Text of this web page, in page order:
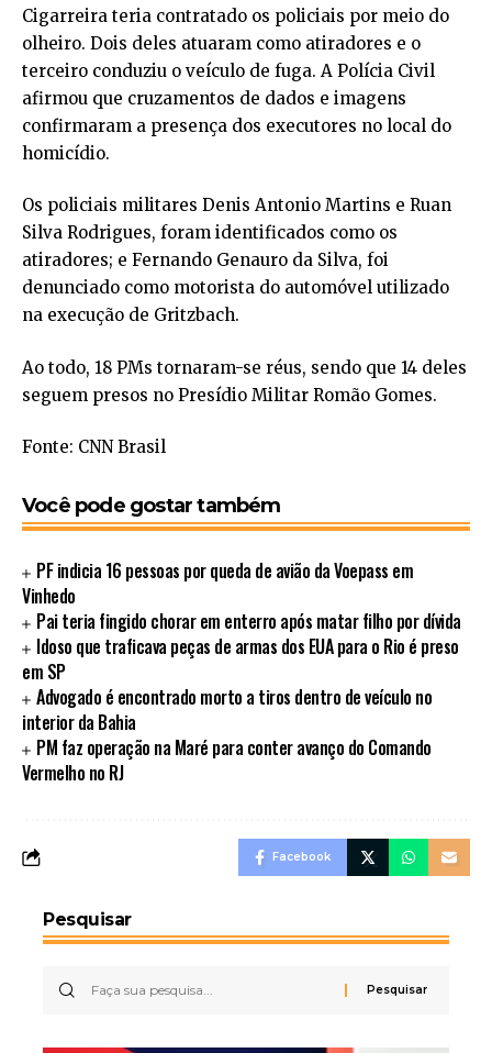
Cigarreira teria contratado os policiais por meio do
olheiro. Dois deles atuaram como atiradores e o
terceiro conduziu o veículo de fuga. A Polícia Civil
afirmou que cruzamentos de dados e imagens
confirmaram a presença dos executores no local do
homicídio.
Os policiais militares Denis Antonio Martins e Ruan
Silva Rodrigues, foram identificados como os
atiradores; e Fernando Genauro da Silva, foi
denunciado como motorista do automóvel utilizado
na execução de Gritzbach.
Ao todo, 18 PMs tornaram-se réus, sendo que 14 deles
seguem presos no Presídio Militar Romão Gomes.
Fonte: CNN Brasil
Você pode gostar também
PF indicia 16 pessoas por queda de avião da Voepass em
Vinhedo
Pai teria fingido chorar em enterro após matar filho por dívida
Idoso que traficava peças de armas dos EUA para o Rio é preso
em SP
Advogado é encontrado morto a tiros dentro de veículo no
interior da Bahia
PM faz operação na Maré para conter avanço do Comando
Vermelho no RJ
Facebook
Pesquisar